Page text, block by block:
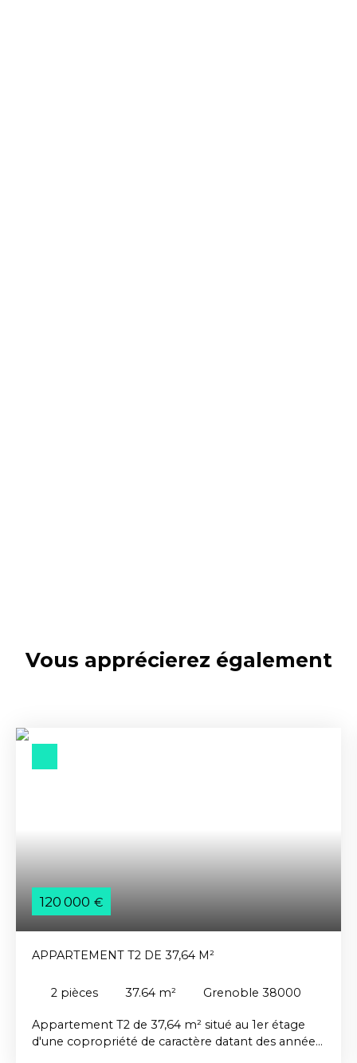
Vous apprécierez également
120 000 €
APPARTEMENT T2 DE 37,64 M²
2 pièces 37.64 m² Grenoble 38000
Appartement T2 de 37,64 m² situé au 1er étage
d'une copropriété de caractère datant des années